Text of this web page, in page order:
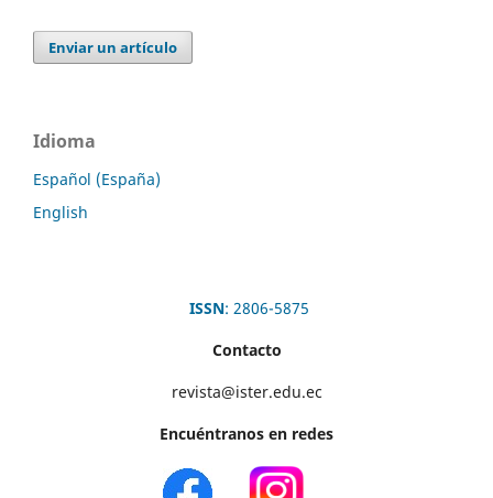
Enviar un artículo
Idioma
Español (España)
English
ISSN: 2806-5875
Contacto
revista@ister.edu.ec
Encuéntranos en redes